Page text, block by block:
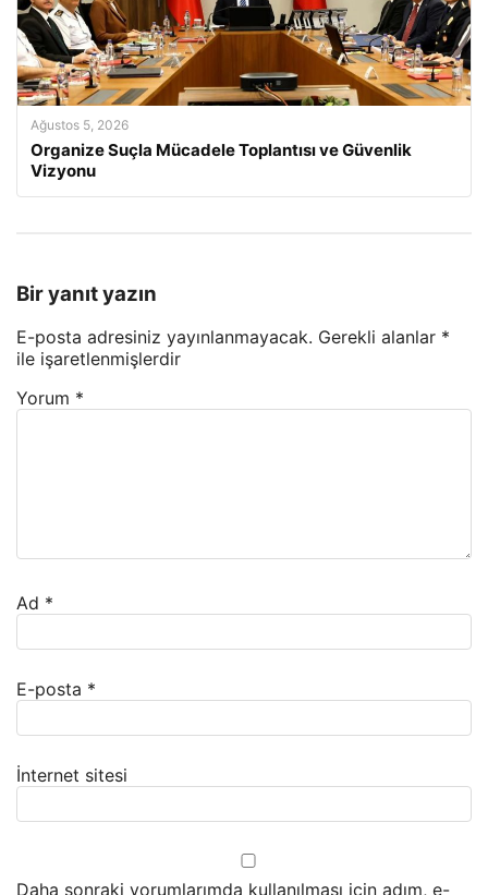
Ağustos 5, 2026
Organize Suçla Mücadele Toplantısı ve Güvenlik
Vizyonu
Bir yanıt yazın
E-posta adresiniz yayınlanmayacak. Gerekli alanlar *
ile işaretlenmişlerdir
Yorum *
Ad *
E-posta *
İnternet sitesi
Daha sonraki yorumlarımda kullanılması için adım, e-